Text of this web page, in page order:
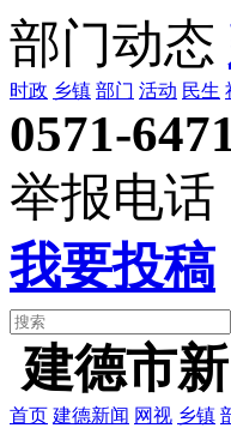
部门动态
时政 乡镇 部门 活动 民生
0571-
举报电话
我要投稿
建德市
首页 建德新闻 网视 乡镇